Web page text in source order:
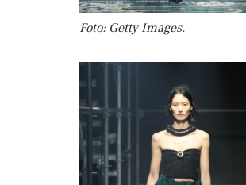
Foto: Getty Images.